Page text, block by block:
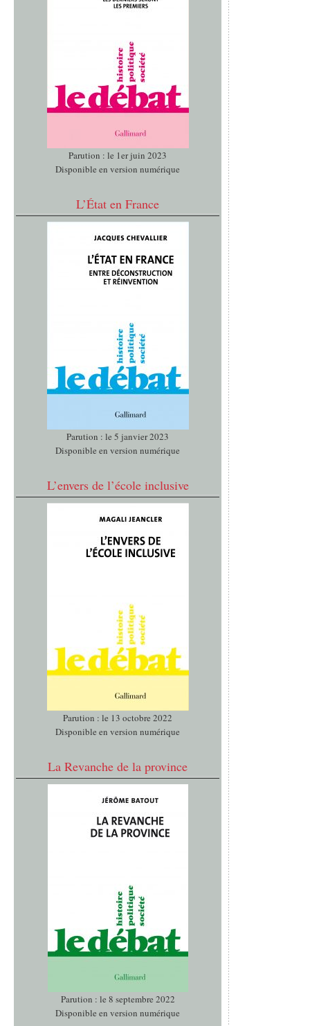
Parution : le 1er juin 2023
Disponible en version numérique
L’État en France
Parution : le 5 janvier 2023
Disponible en version numérique
L’envers de l’école inclusive
Parution : le 13 octobre 2022
Disponible en version numérique
La Revanche de la province
Parution : le 8 septembre 2022
Disponible en version numérique